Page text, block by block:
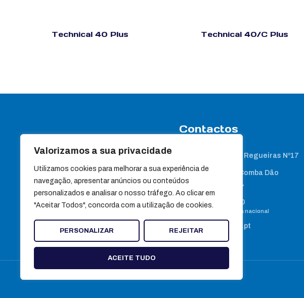
Valorizamos a sua privacidade
Utilizamos cookies para melhorar a sua experiência de
navegação, apresentar anúncios ou conteúdos
personalizados e analisar o nosso tráfego. Ao clicar em
"Aceitar Todos", concorda com a utilização de cookies.
PERSONALIZAR REJEITAR
ACEITE TUDO
Technical 40 Plus Technical 40/C Plus
Contactos
Rua Travessa das Regueiras Nº17
Apartado 7
3440-358 Santa Comba Dão
(+351) 232 882 267
(+351) 232 888 460
Chamada para rede fixa nacional
geral@ultragene.pt